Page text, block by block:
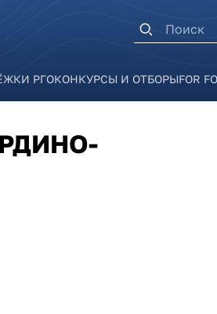
Форма
РГОКОНКУРСЫ И ОТБОРЫFOR